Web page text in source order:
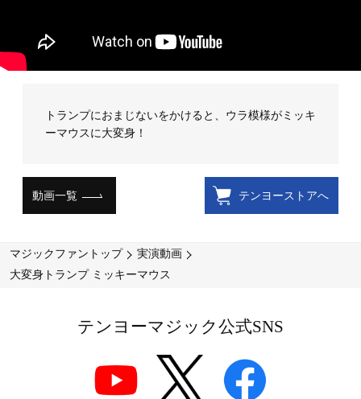
トランプにおまじないをかけると、ウラ模様がミッキ
ーマウスに大変身！
動画一覧 テンヨーストアへ
マジックファントップ
実演動画
大変身トランプ ミッキーマウス
テンヨーマジック公式SNS